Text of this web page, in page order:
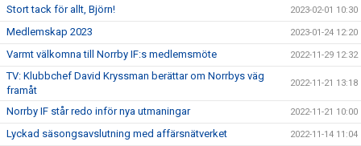
Stort tack för allt, Björn! 2023-02-01 10:30
Medlemskap 2023 2023-01-24 12:20
Varmt välkomna till Norrby IF:s medlemsmöte 2022-11-29 12:32
TV: Klubbchef David Kryssman berättar om Norrbys väg
framåt
2022-11-21 13:18
Norrby IF står redo inför nya utmaningar 2022-11-21 10:00
Lyckad säsongsavslutning med affärsnätverket 2022-11-14 11:04